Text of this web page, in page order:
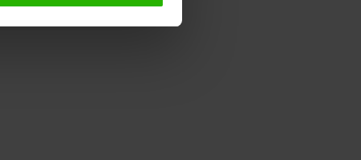
altijd wijzigen of